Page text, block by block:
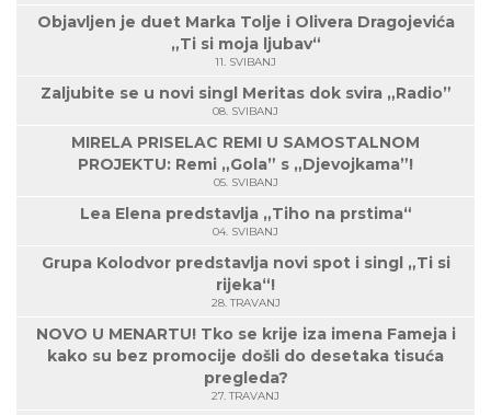
Objavljen je duet Marka Tolje i Olivera Dragojevića
„Ti si moja ljubav“
11. SVIBANJ
Zaljubite se u novi singl Meritas dok svira „Radio”
08. SVIBANJ
MIRELA PRISELAC REMI U SAMOSTALNOM
PROJEKTU: Remi „Gola” s „Djevojkama”!
05. SVIBANJ
Lea Elena predstavlja „Tiho na prstima“
04. SVIBANJ
Grupa Kolodvor predstavlja novi spot i singl „Ti si
rijeka“!
28. TRAVANJ
NOVO U MENARTU! Tko se krije iza imena Fameja i
kako su bez promocije došli do desetaka tisuća
pregleda?
27. TRAVANJ